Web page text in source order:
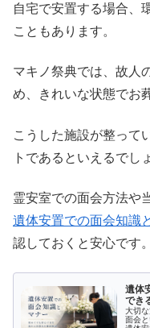
自宅で安置する場合、
こともあります。
マキノ祭典では、故人
め、きれいな状態でお
こうした施設が整って
トであるといえるでし
霊安室での面会方法や
遺体安置での面会知識
認しておくと安心です。
遺体
でき
大切
面会